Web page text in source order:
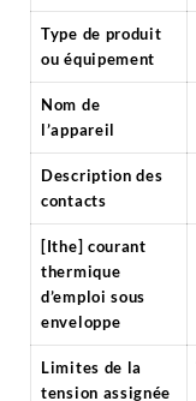
Type de produit
ou équipement
Nom de
l’appareil
Description des
contacts
[Ithe] courant
thermique
d’emploi sous
enveloppe
Limites de la
tension assignée